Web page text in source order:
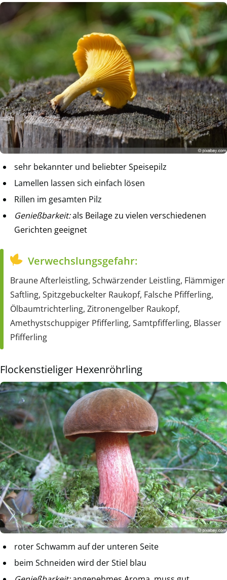
sehr bekannter und beliebter Speisepilz
Lamellen lassen sich einfach lösen
Rillen im gesamten Pilz
Genießbarkeit:als Beilage zu vielen verschiedenen
Gerichten geeignet
Verwechslungsgefahr:
Braune Afterleistling, Schwärzender Leistling, Flämmiger
Saftling, Spitzgebuckelter Raukopf, Falsche Pfifferling,
Ölbaumtrichterling, Zitronengelber Raukopf,
Amethystschuppiger Pfifferling, Samtpfifferling, Blasser
Pfifferling
Flockenstieliger Hexenröhrling
roter Schwamm auf der unteren Seite
beim Schneiden wird der Stiel blau